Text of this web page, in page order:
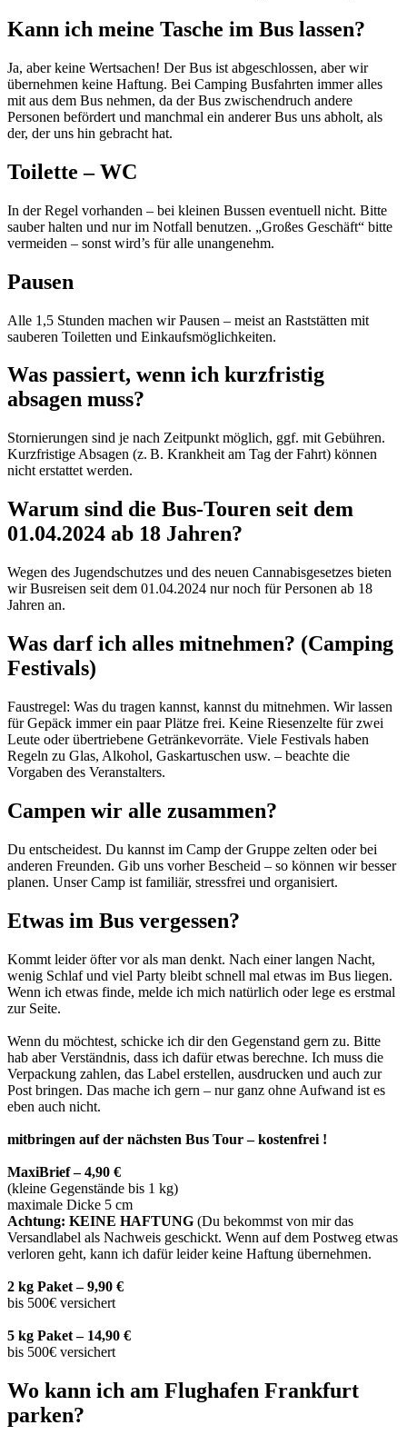
Kann ich meine Tasche im Bus lassen?
Ja, aber keine Wertsachen! Der Bus ist abgeschlossen, aber wir
übernehmen keine Haftung. Bei Camping Busfahrten immer alles
mit aus dem Bus nehmen, da der Bus zwischendruch andere
Personen befördert und manchmal ein anderer Bus uns abholt, als
der, der uns hin gebracht hat.
Toilette – WC
In der Regel vorhanden – bei kleinen Bussen eventuell nicht. Bitte
sauber halten und nur im Notfall benutzen. „Großes Geschäft“ bitte
vermeiden – sonst wird’s für alle unangenehm.
Pausen
Alle 1,5 Stunden machen wir Pausen – meist an Raststätten mit
sauberen Toiletten und Einkaufsmöglichkeiten.
Was passiert, wenn ich kurzfristig
absagen muss?
Stornierungen sind je nach Zeitpunkt möglich, ggf. mit Gebühren.
Kurzfristige Absagen (z. B. Krankheit am Tag der Fahrt) können
nicht erstattet werden.
Warum sind die Bus-Touren seit dem
01.04.2024 ab 18 Jahren?
Wegen des Jugendschutzes und des neuen Cannabisgesetzes bieten
wir Busreisen seit dem 01.04.2024 nur noch für Personen ab 18
Jahren an.
Was darf ich alles mitnehmen? (Camping
Festivals)
Faustregel: Was du tragen kannst, kannst du mitnehmen. Wir lassen
für Gepäck immer ein paar Plätze frei. Keine Riesenzelte für zwei
Leute oder übertriebene Getränkevorräte. Viele Festivals haben
Regeln zu Glas, Alkohol, Gaskartuschen usw. – beachte die
Vorgaben des Veranstalters.
Campen wir alle zusammen?
Du entscheidest. Du kannst im Camp der Gruppe zelten oder bei
anderen Freunden. Gib uns vorher Bescheid – so können wir besser
planen. Unser Camp ist familiär, stressfrei und organisiert.
Etwas im Bus vergessen?
Kommt leider öfter vor als man denkt. Nach einer langen Nacht,
wenig Schlaf und viel Party bleibt schnell mal etwas im Bus liegen.
Wenn ich etwas finde, melde ich mich natürlich oder lege es erstmal
zur Seite.
Wenn du möchtest, schicke ich dir den Gegenstand gern zu. Bitte
hab aber Verständnis, dass ich dafür etwas berechne. Ich muss die
Verpackung zahlen, das Label erstellen, ausdrucken und auch zur
Post bringen. Das mache ich gern – nur ganz ohne Aufwand ist es
eben auch nicht.
mitbringen auf der nächsten Bus Tour – kostenfrei !
MaxiBrief – 4,90 €
(kleine Gegenstände bis 1 kg)
maximale Dicke 5 cm
Achtung: KEINE HAFTUNG (Du bekommst von mir das
Versandlabel als Nachweis geschickt. Wenn auf dem Postweg etwas
verloren geht, kann ich dafür leider keine Haftung übernehmen.
2 kg Paket – 9,90 €
bis 500€ versichert
5 kg Paket – 14,90 €
bis 500€ versichert
Wo kann ich am Flughafen Frankfurt
parken?